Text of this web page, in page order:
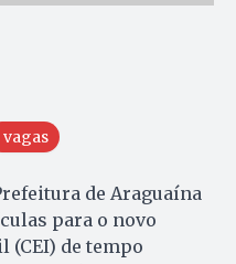
vagas
de Araguaína
para o novo
(CEI) de tempo